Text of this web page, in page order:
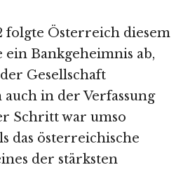
folgte Österreich diesem
ein Bankgeheimnis ab,
Gesellschaft
in der Verfassung
Schritt war umso
das österreichische
der stärksten